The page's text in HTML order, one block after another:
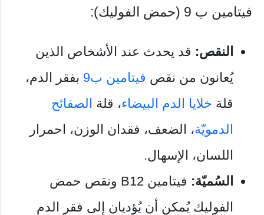
فيتامين ب 9 (حمض الفوليك):
النقص: قد يحدث عند الأشخاص الذين
يُعانون من نقص فيتامين ب9
بفقر الدم،
قلة خلايا الدم البيضاء، قلة الصفائح
الدمويّة، الضعف، فقدان الوزن، احمرار
اللسان، الإسهال.
السُميّة:
فيتامين B12 ونقص حمض
الفوليك يُمكن أن يُؤديان إلى فقر الدم